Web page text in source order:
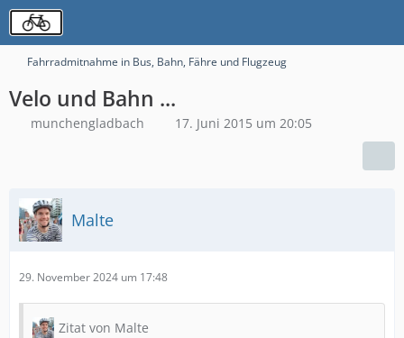
Fahrradmitnahme in Bus, Bahn, Fähre und Flugzeug
Velo und Bahn ...
munchengladbach 17. Juni 2015 um 20:05
Malte
29. November 2024 um 17:48
Zitat von Malte